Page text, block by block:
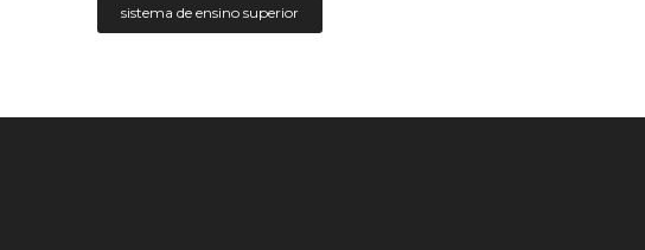
sistema de ensino superior